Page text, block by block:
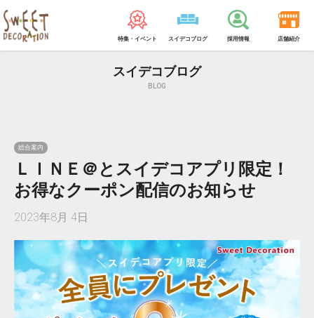
特集・イベント スイデコブログ 採用情報 店舗紹介
スイデコブログ
BLOG
総合案内
ＬＩＮＥ＠とスイデコアプリ限定！
お得なクーポン配信のお知らせ
2023年8月 4日